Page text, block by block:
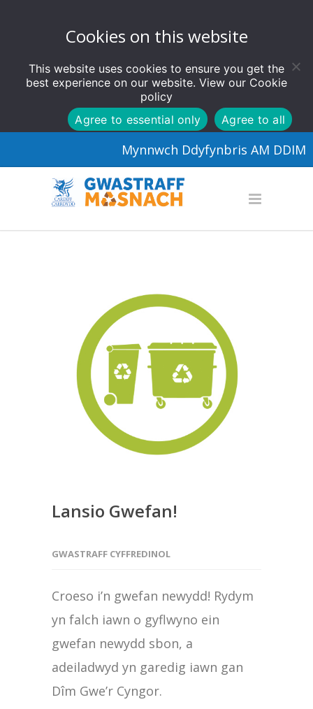
Cookies on this website
This website uses cookies to ensure you get the
best experience on our website. View our Cookie
policy
Agree to all
Agree to essential only
Mynnwch Ddyfynbris AM DDIM
Lansio Gwefan!
GWASTRAFF CYFFREDINOL
Croeso i’n gwefan newydd! Rydym
yn falch iawn o gyflwyno ein
gwefan newydd sbon, a
adeiladwyd yn garedig iawn gan
Dîm Gwe’r Cyngor.